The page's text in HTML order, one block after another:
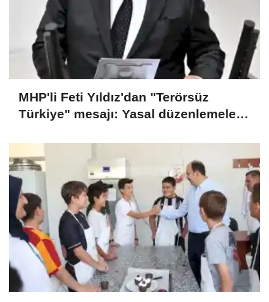
MHP'li Feti Yıldız'dan "Terörsüz
Türkiye" mesajı: Yasal düzenlemeler